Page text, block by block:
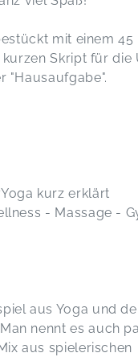
mit einem 45
kurzen Skript für die
"Hausaufgabe".
kurz erklärt
- Massage -
aus Yoga und
nennt es auch
aus spielerischen